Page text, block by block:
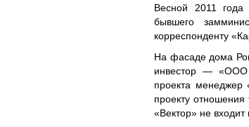
Весной 2011
бывшего
корреспонденту
На фасаде дома
инвестор — «ООО
проекта менеджер
проекту
«Вектор» не входит